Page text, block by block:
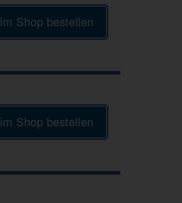
im Shop bestellen
im Shop bestellen